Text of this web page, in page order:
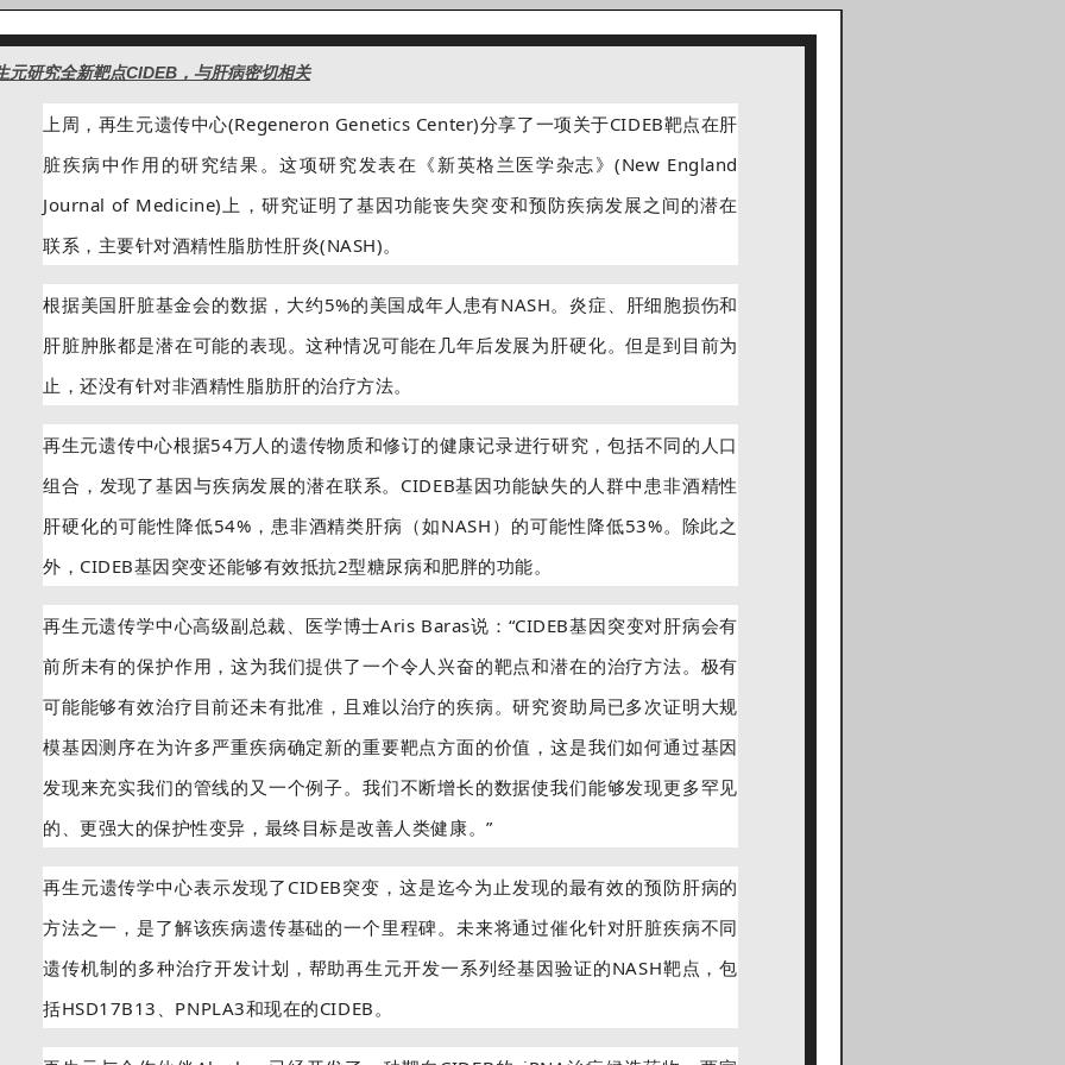
元研究全新靶点CIDEB，与肝病密切相关
上周，再生元遗传中心(Regeneron Genetics Center)分享了一项关于CIDEB靶点在肝
脏疾病中作用的研究结果。这项研究发表在《新英格兰医学杂志》(New England
Journal of Medicine)上，研究证明了基因功能丧失突变和预防疾病发展之间的潜在
联系，主要针对酒精性脂肪性肝炎(NASH)。
根据美国肝脏基金会的数据，大约5%的美国成年人患有NASH。炎症、肝细胞损伤和
肝脏肿胀都是潜在可能的表现。这种情况可能在几年后发展为肝硬化。但是到目前为
止，还没有针对非酒精性脂肪肝的治疗方法。
再生元遗传中心根据54万人的遗传物质和修订的健康记录进行研究，包括不同的人口
组合，发现了基因与疾病发展的潜在联系。CIDEB基因功能缺失的人群中患非酒精性
肝硬化的可能性降低54%，患非酒精类肝病（如NASH）的可能性降低53%。除此之
外，CIDEB基因突变还能够有效抵抗2型糖尿病和肥胖的功能。
再生元遗传学中心高级副总裁、医学博士Aris Baras说：“CIDEB基因突变对肝病会有
前所未有的保护作用，这为我们提供了一个令人兴奋的靶点和潜在的治疗方法。极有
可能能够有效治疗目前还未有批准，且难以治疗的疾病。研究资助局已多次证明大规
模基因测序在为许多严重疾病确定新的重要靶点方面的价值，这是我们如何通过基因
发现来充实我们的管线的又一个例子。我们不断增长的数据使我们能够发现更多罕见
的、更强大的保护性变异，最终目标是改善人类健康。”
再生元遗传学中心表示发现了CIDEB突变，这是迄今为止发现的最有效的预防肝病的
方法之一，是了解该疾病遗传基础的一个里程碑。未来将通过催化针对肝脏疾病不同
遗传机制的多种治疗开发计划，帮助再生元开发一系列经基因验证的NASH靶点，包
括HSD17B13、PNPLA3和现在的CIDEB。